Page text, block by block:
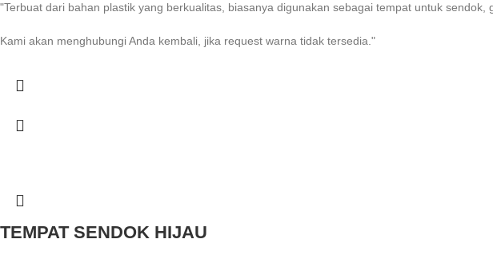
"Terbuat dari bahan plastik yang berkualitas, biasanya digunakan sebagai tempat untuk
Kami akan menghubungi Anda kembali, jika request warna tidak tersedia."
TEMPAT SENDOK HIJAU